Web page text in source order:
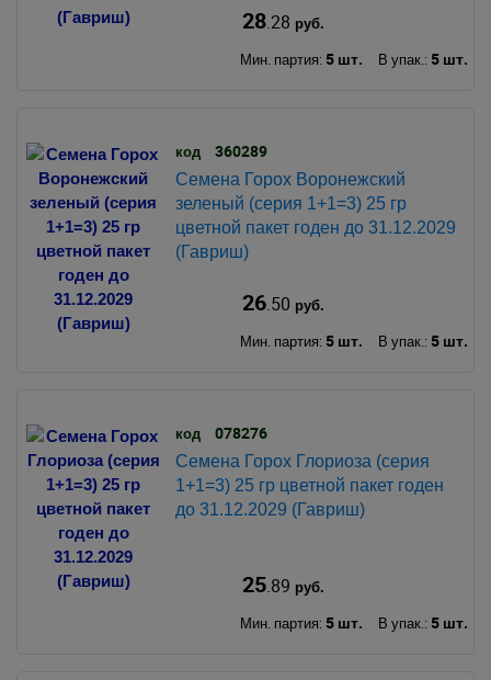
28.28 руб.
Мин. партия: 5 шт. В упак.: 5 шт.
код 360289
Семена Горох Воронежский
зеленый (серия 1+1=3) 25 гр
цветной пакет годен до 31.12.2029
(Гавриш)
26.50 руб.
Мин. партия: 5 шт. В упак.: 5 шт.
код 078276
Семена Горох Глориоза (серия
1+1=3) 25 гр цветной пакет годен
до 31.12.2029 (Гавриш)
25.89 руб.
Мин. партия: 5 шт. В упак.: 5 шт.